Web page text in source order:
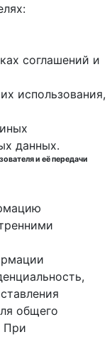
соглашений и
использования,
данных.
и её передачи
общего
При